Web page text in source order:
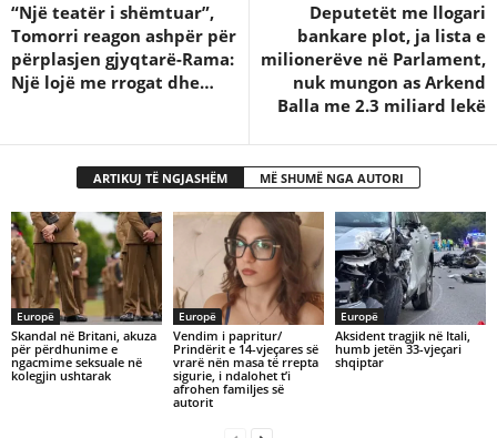
“Një teatër i shëmtuar”,
Tomorri reagon ashpër për
përplasjen gjyqtarë-Rama:
Një lojë me rrogat dhe…
Deputetët me llogari
bankare plot, ja lista e
milionerëve në Parlament,
nuk mungon as Arkend
Balla me 2.3 miliard lekë
ARTIKUJ TË NGJASHËM MË SHUMË NGA AUTORI
Europë
Skandal në Britani, akuza
për përdhunime e
ngacmime seksuale në
kolegjin ushtarak
Europë
Vendim i papritur/
Prindërit e 14-vjeçares së
vrarë nën masa të rrepta
sigurie, i ndalohet t’i
afrohen familjes së
autorit
Europë
Aksident tragjik në Itali,
humb jetën 33-vjeçari
shqiptar